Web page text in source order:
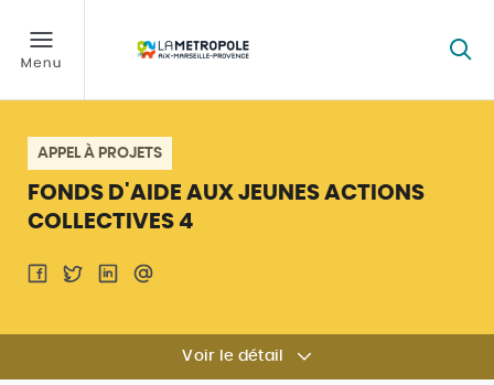
APPEL À PROJETS
FONDS D'AIDE AUX JEUNES ACTIONS
COLLECTIVES 4
Voir le détail